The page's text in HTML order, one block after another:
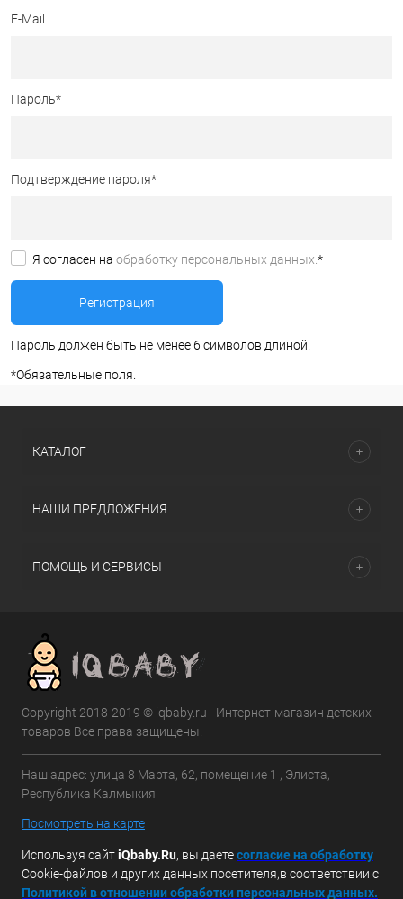
E-Mail
Пароль*
Подтверждение пароля*
Я согласен на обработку персональных данных. *
Пароль должен быть не менее 6 символов длиной.
*Обязательные поля.
КАТАЛОГ
НАШИ ПРЕДЛОЖЕНИЯ
ПОМОЩЬ И СЕРВИСЫ
Copyright 2018-2019 © iqbaby.ru - Интернет-магазин детских
товаров Все права защищены.
Наш адрес: улица 8 Марта, 62, помещение 1 , Элиста,
Республика Калмыкия
Посмотреть на карте
Используя сайтiQbaby.Ru, вы даетесогласие на обработку
Cookie-файлов и других данных посетителя,в соответствии с
Политикой в отношении обработки персональных данных.